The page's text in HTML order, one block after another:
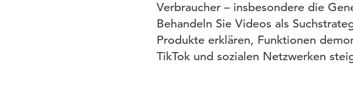
Verbraucher – insbesondere die
Behandeln Sie Videos als
Produkte erklären, Funktionen
TikTok und sozialen Netzwerken